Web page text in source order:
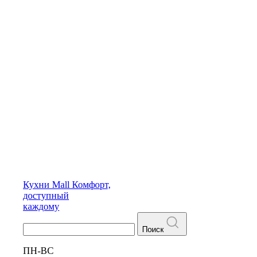
Кухни Mall Комфорт,
доступный
каждому
Поиск
ПН-ВС